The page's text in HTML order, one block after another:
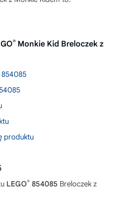
® Monkie Kid Breloczek z
854085
produktu
LEGO® 854085 Breloczek z